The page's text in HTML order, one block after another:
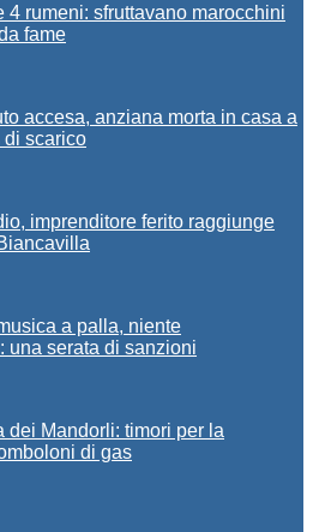
4 rumeni: sfruttavano marocchini
fame
accesa, anziana morta in casa a
di scarico
imprenditore ferito raggiunge
a palla, niente
una serata di sanzioni
dei Mandorli: timori per la
di gas